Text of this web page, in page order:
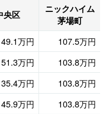
央区
ニックハイム
茅場町
万円
107.5万円
万円
103.8万円
万円
103.8万円
万円
103.8万円